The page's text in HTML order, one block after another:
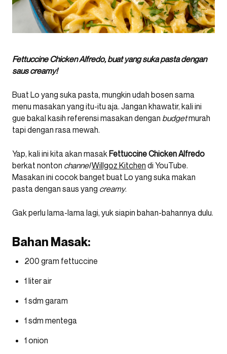
Fettuccine Chicken Alfredo, buat yang suka pasta dengan
saus creamy!
Buat Lo yang suka pasta, mungkin udah bosen sama
menu masakan yang itu-itu aja. Jangan khawatir, kali ini
gue bakal kasih referensi masakan dengan budgetmurah
tapi dengan rasa mewah.
Yap, kali ini kita akan masak Fettuccine Chicken Alfredo
berkat nonton channelWillgoz Kitchen di YouTube.
Masakan ini cocok banget buat Lo yang suka makan
pasta dengan saus yang creamy.
Gak perlu lama-lama lagi, yuk siapin bahan-bahannya dulu.
Bahan Masak:
200 gram fettuccine
1 liter air
1 sdm garam
1 sdm mentega
1 onion